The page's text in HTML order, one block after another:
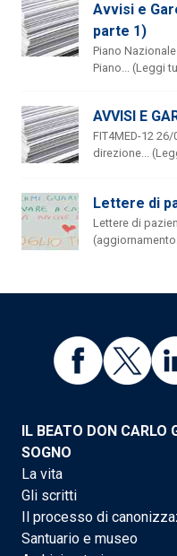
Avvisi e
parte 1)
Piano
Piano... (Leggi
AVVISI E
FIT4MED-12
direzione...
Lettere di
Lettere di
IL BEATO DON CARLO
SOGNO
La vita
Gli scritti
Il processo di
Santuario e museo